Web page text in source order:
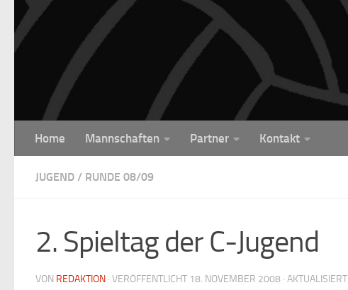
Unter dem Inhalt
Home Mannschaften Partner Kontakt
JUGEND / RUNDE 08/09
2. Spieltag der C-Jugend
VON REDAKTION · VERÖFFENTLICHT 18. NOVEMBER 2008 · AKTUALISIERT